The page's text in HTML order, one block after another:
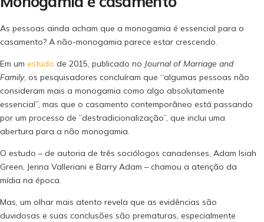
As pessoas ainda acham que a monogamia é essencial para o
casamento? A não-monogamia parece estar crescendo.
Em um estudo de 2015, publicado no Journal of Marriage and
Family, os pesquisadores concluíram que “algumas pessoas não
consideram mais a monogamia como algo absolutamente
essencial”, mas que o casamento contemporâneo está passando
por um processo de ”destradicionalização”, que inclui uma
abertura para a não monogamia.
O estudo – de autoria de três sociólogos canadenses, Adam Isiah
Green, Jenna Valleriani e Barry Adam – chamou a atenção da
mídia na época.
Mas, um olhar mais atento revela que as evidências são
duvidosas e suas conclusões são prematuras, especialmente